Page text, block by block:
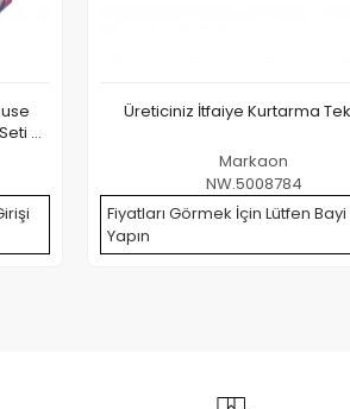
63
Üreticiniz İtfaiye Kurtarma
Markaon
NW.5008784
Fiyatları Görmek İçin Lütfen Bayi
Yapın